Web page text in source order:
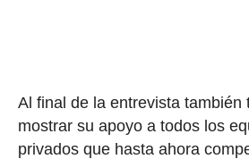
Al final de la entrevista también
mostrar su apoyo a todos los
privados que hasta ahora